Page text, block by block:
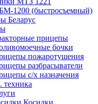
1200 (быстросъемный)
Беларус
прицепы
бочки
пожаротушения
разбрасыватели
с/х назначения
техника